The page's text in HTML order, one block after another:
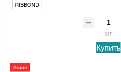
RIBBOND
шт
Купить
Акция